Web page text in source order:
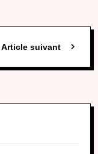
Article suivant